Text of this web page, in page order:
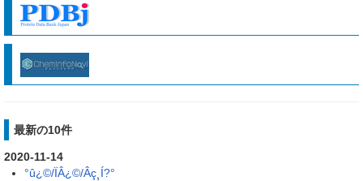
最新の10件
2020-11-14
°û¿©/ÏÂ¿©/Âç¸Í?°